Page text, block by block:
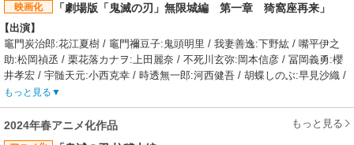
映画化 「劇場版「鬼滅の刃」無限城編 第一章 猗窩座再来」
出演】
竈門炭治郎:花江夏樹 / 竈門禰豆子:鬼頭明里 / 我妻善逸:下野紘 / 嘴平伊之
助:松岡禎丞 / 栗花落カナヲ:上田麗奈 / 不死川玄弥:岡本信彦 / 冨岡義勇:櫻
井孝宏 / 宇髄天元:小西克幸 / 時透無一郎:河西健吾 / 胡蝶しのぶ:早見沙織 /
甘露寺蜜璃:花澤香菜 / 伊黒小芭内:鈴村健一 / 不死川実弥:関智一 / 悲鳴嶼行
冥:杉田智
あらすじ】
鬼となった妹・禰豆子を人間に戻すため鬼狩りの組織《鬼殺隊》に入った
もっと見る
2024年春アニメ化作品 もっと見る